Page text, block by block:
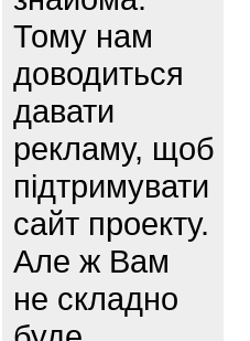
Тому нам
доводиться
давати
рекламу, щоб
підтримувати
сайт проекту.
Але ж Вам
не складно